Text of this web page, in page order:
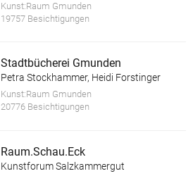
Kunst:Raum Gmunden
19757 Besichtigungen
Stadtbücherei Gmunden
Petra Stockhammer, Heidi Forstinger
Kunst:Raum Gmunden
20776 Besichtigungen
Raum.Schau.Eck
Kunstforum Salzkammergut